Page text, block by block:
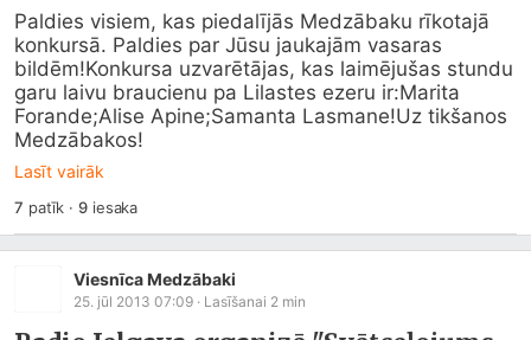
Paldies visiem, kas piedalījās Medzābaku rīkotajā
konkursā. Paldies par Jūsu jaukajām vasaras
bildēm!Konkursa uzvarētājas, kas laimējušas stundu
garu laivu braucienu pa Lilastes ezeru ir:Marita
Forande;Alise Apine;Samanta Lasmane!Uz tikšanos
Medzābakos!
Lasīt vairāk
7 patīk ·9iesaka
Viesnīca Medzābaki
25. jūl 2013 07:09 · Lasīšanai 2 min